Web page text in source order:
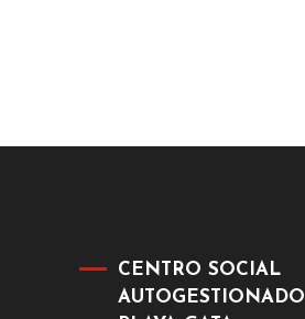
CENTRO SOCIAL
AUTOGESTIONADO